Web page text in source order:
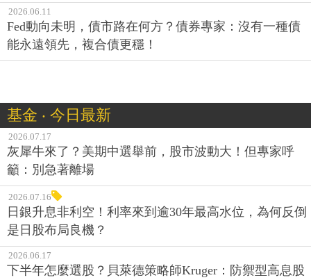
2026.06.11
Fed動向未明，債市路在何方？債券專家：沒有一種債
能永遠領先，複合債更穩！
基金 ‧ 今日最新
2026.07.17
灰犀牛來了？美期中選舉前，股市波動大！但專家呼
籲：別急著離場
2026.07.16
日銀升息非利空！利率來到逾30年最高水位，為何反倒
是日股布局良機？
2026.06.17
下半年怎麼選股？貝萊德策略師Kruger：防禦型高息股